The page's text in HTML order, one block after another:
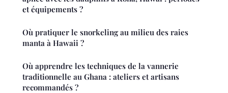
et équipements ?
Où pratiquer le snorkeling au milieu des raies
manta à Hawaii ?
Où apprendre les techniques de la vannerie
traditionnelle au Ghana : ateliers et artisans
recommandés ?